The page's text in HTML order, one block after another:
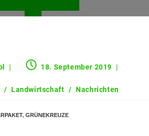
18. September 2019
/ Landwirtschaft / Nachrichten
, GRÜNEKREUZE